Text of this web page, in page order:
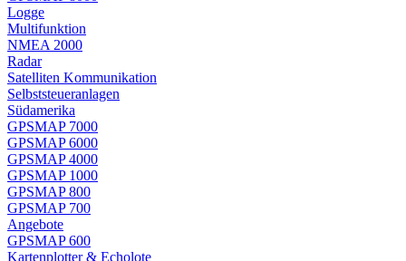
Logge
Multifunktion
NMEA 2000
Radar
Satelliten Kommunikation
Selbststeueranlagen
Südamerika
GPSMAP 7000
GPSMAP 6000
GPSMAP 4000
GPSMAP 1000
GPSMAP 800
GPSMAP 700
Angebote
GPSMAP 600
Kartenplotter & Echolote